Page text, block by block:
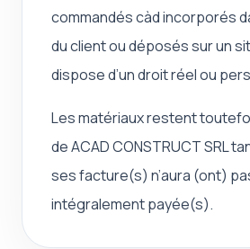
commandés càd incorporés
du client ou déposés sur un
dispose d’un droit réel ou
Les matériaux restent
de ACAD CONSTRUCT SRL
ses facture(s) n’aura (ont)
intégralement payée(s).